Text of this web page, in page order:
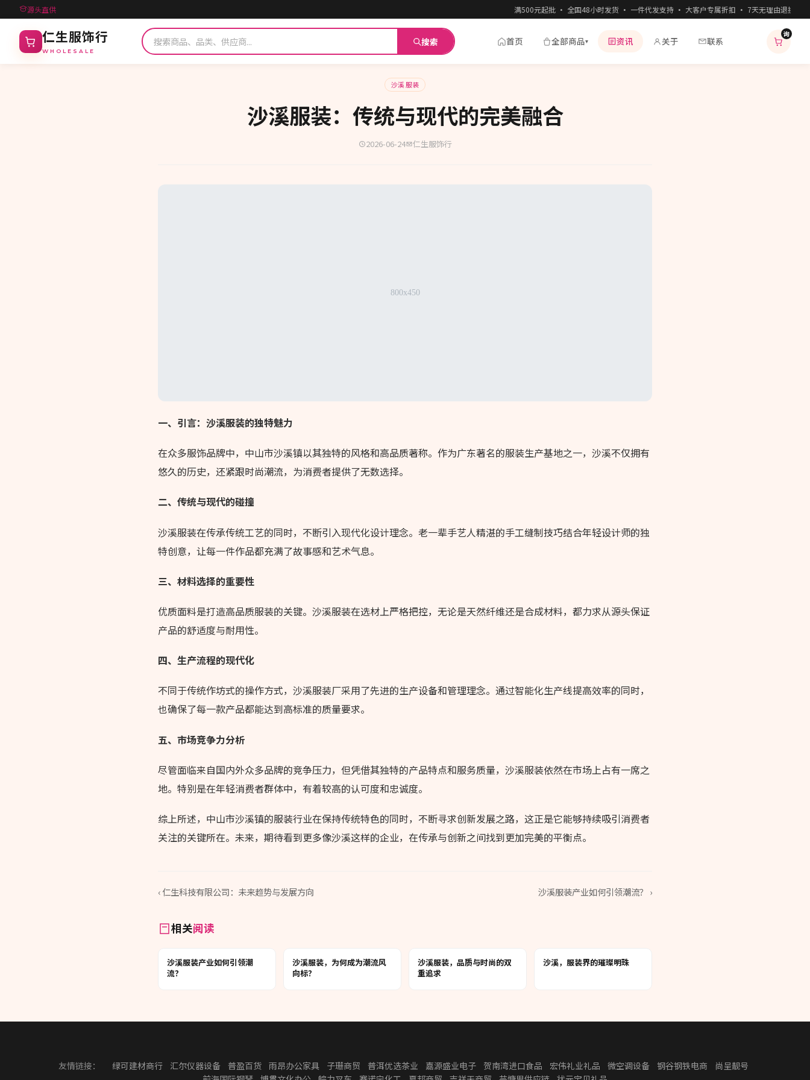
源头直供 满500元起批 · 全国48小时发货 · 一件代发支持 · 大客户专属折扣 · 7天无理由退换 · 批发
仁生服饰行
WHOLESALE
搜索 首页 全部商品▾ 资讯 关于 联系
询
沙溪 服装
沙溪服装：传统与现代的完美融合
2026-06-24 仁生服饰行
一、引言：沙溪服装的独特魅力
在众多服饰品牌中，中山市沙溪镇以其独特的风格和高品质著称。作为广东著名的服装生产基地之一，沙溪不仅拥有
悠久的历史，还紧跟时尚潮流，为消费者提供了无数选择。
二、传统与现代的碰撞
沙溪服装在传承传统工艺的同时，不断引入现代化设计理念。老一辈手艺人精湛的手工缝制技巧结合年轻设计师的独
特创意，让每一件作品都充满了故事感和艺术气息。
三、材料选择的重要性
优质面料是打造高品质服装的关键。沙溪服装在选材上严格把控，无论是天然纤维还是合成材料，都力求从源头保证
产品的舒适度与耐用性。
四、生产流程的现代化
不同于传统作坊式的操作方式，沙溪服装厂采用了先进的生产设备和管理理念。通过智能化生产线提高效率的同时，
也确保了每一款产品都能达到高标准的质量要求。
五、市场竞争力分析
尽管面临来自国内外众多品牌的竞争压力，但凭借其独特的产品特点和服务质量，沙溪服装依然在市场上占有一席之
地。特别是在年轻消费者群体中，有着较高的认可度和忠诚度。
综上所述，中山市沙溪镇的服装行业在保持传统特色的同时，不断寻求创新发展之路，这正是它能够持续吸引消费者
关注的关键所在。未来，期待看到更多像沙溪这样的企业，在传承与创新之间找到更加完美的平衡点。
‹ 仁生科技有限公司：未来趋势与发展方向 沙溪服装产业如何引领潮流？ ›
相关阅读
沙溪服装产业如何引领潮
流？
沙溪服装，为何成为潮流风
向标？
沙溪服装，品质与时尚的双
重追求
沙溪，服装界的璀璨明珠
友情链接： 绿可建材商行 汇尔仪器设备 普盈百货 雨昂办公家具 子珊商贸 普洱优选茶业 嘉源盛业电子 贺南湾进口食品 宏伟礼业礼品 微空调设备 钢谷钢铁电商
尚呈靓号